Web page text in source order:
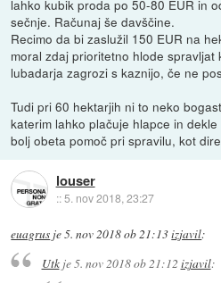
lahko kubik proda po 50-80 EUR in
sečnje. Računaj še davščine.
Recimo da bi zaslužil 150 EUR na
moral zdaj prioritetno hlode spravljat
lubadarja zagrozi s kaznijo, če ne
Tudi pri 60 hektarjih ni to neko
katerim lahko plačuje hlapce in
bolj obeta pomoč pri spravilu, kot
louser
::5. nov 2018, 23:27
euagrus je5. nov 2018 ob 21:13izjavil:
Utkje5. nov 2018 ob 21:12 izjavil: